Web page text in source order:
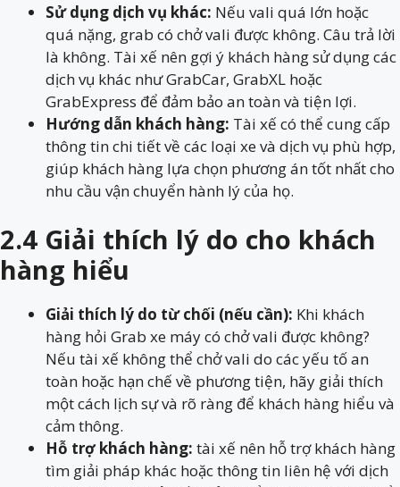
Sử dụng dịch vụ khác: Nếu vali quá lớn hoặc
quá nặng, grab có chở vali được không. Câu trả lời
là không. Tài xế nên gợi ý khách hàng sử dụng các
dịch vụ khác như GrabCar, GrabXL hoặc
GrabExpress để đảm bảo an toàn và tiện lợi.
Hướng dẫn khách hàng: Tài xế có thể cung cấp
thông tin chi tiết về các loại xe và dịch vụ phù hợp,
giúp khách hàng lựa chọn phương án tốt nhất cho
nhu cầu vận chuyển hành lý của họ.
2.4 Giải thích lý do cho khách
hàng hiểu
Giải thích lý do từ chối (nếu cần): Khi khách
hàng hỏi Grab xe máy có chở vali được không?
Nếu tài xế không thể chở vali do các yếu tố an
toàn hoặc hạn chế về phương tiện, hãy giải thích
một cách lịch sự và rõ ràng để khách hàng hiểu và
cảm thông.
Hỗ trợ khách hàng: tài xế nên hỗ trợ khách hàng
tìm giải pháp khác hoặc thông tin liên hệ với dịch